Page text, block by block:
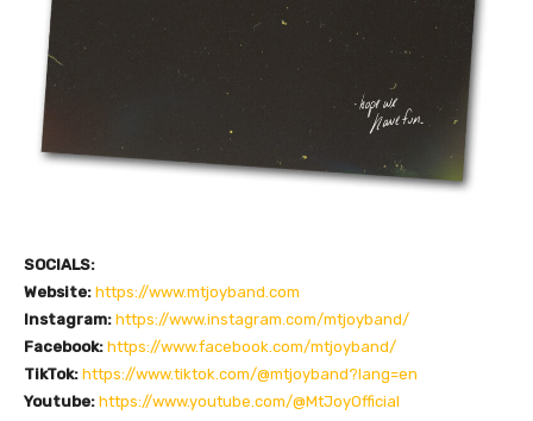
SOCIALS:
Website: https://www.mtjoyband.com
Instagram: https://www.instagram.com/mtjoyband/
Facebook: https://www.facebook.com/mtjoyband/
TikTok: https://www.tiktok.com/@mtjoyband?lang=en
Youtube: https://www.youtube.com/@MtJoyOfficial